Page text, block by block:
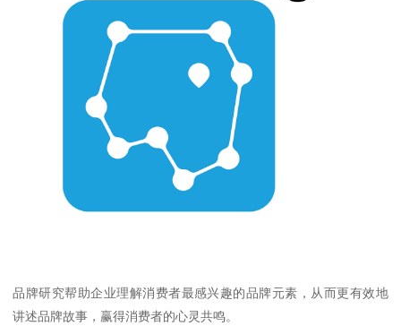
品牌研究帮助企业理解消费者最感兴趣的品牌元素，从而更有效地
讲述品牌故事，赢得消费者的心灵共鸣。